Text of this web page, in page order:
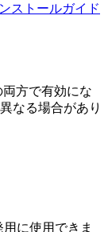
ストールガイド
両方で有効にな
なる場合があり
用に使用できま